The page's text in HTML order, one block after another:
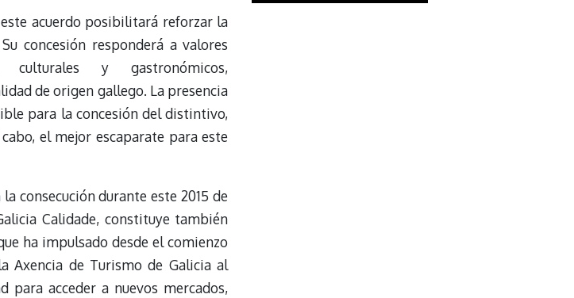
acuerdo posibilitará reforzar la
concesión responderá a valores
culturales y gastronómicos,
de origen gallego. La presencia
para la concesión del distintivo,
el mejor escaparate para este
consecución durante este 2015 de
Calidade, constituye también
ha impulsado desde el comienzo
Axencia de Turismo de Galicia al
para acceder a nuevos mercados,